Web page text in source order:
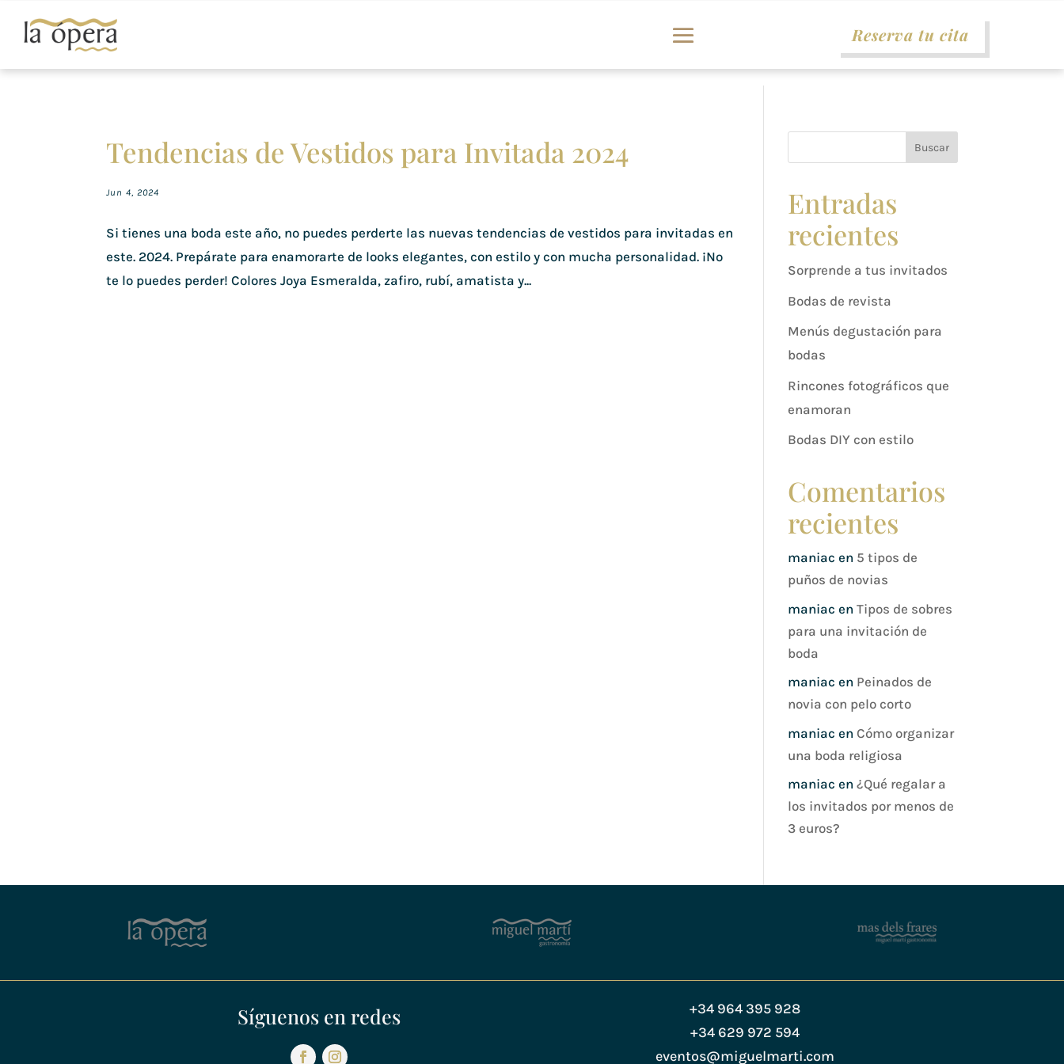
Reserva tu cita
Tendencias de Vestidos para Invitada 2024
Jun 4, 2024
Si tienes una boda este año, no puedes perderte las nuevas tendencias de vestidos para invitadas en
este. 2024. Prepárate para enamorarte de looks elegantes, con estilo y con mucha personalidad. ¡No
te lo puedes perder! Colores Joya Esmeralda, zafiro, rubí, amatista y...
Buscar
Entradas
recientes
Sorprende a tus invitados
Bodas de revista
Menús degustación para
bodas
Rincones fotográficos que
enamoran
Bodas DIY con estilo
Comentarios
recientes
maniac en 5 tipos de
puños de novias
maniac en Tipos de sobres
para una invitación de
boda
maniac en Peinados de
novia con pelo corto
maniac en Cómo organizar
una boda religiosa
maniac en ¿Qué regalar a
los invitados por menos de
3 euros?
Síguenos en redes
+34 964 395 928
+34 629 972 594
eventos@miguelmarti.com